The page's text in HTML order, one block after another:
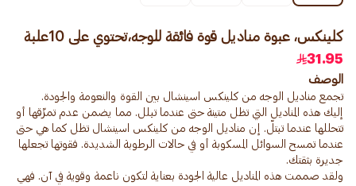
كلينكس، عبوة مناديل قوة فائقة للوجه،تحتوي على 10علبة
31.95
الوصف
إليك هذه المناديل التي تظل متينة حتى عندما تبلل. مما يضمن عدم تمزّقها أو
تتحللها عندما تبتلّ. إن مناديل الوجه من كلينكس اسينشال تظل كما هي حتى
عندما تمسح السوائل المسكوبة أو في حالات الرطوبة الشديدة. فقوتها تجعلها
ولقد صممت هذه المناديل عالية الجودة بعناية لتكون ناعمة وقوية في آن. فهي